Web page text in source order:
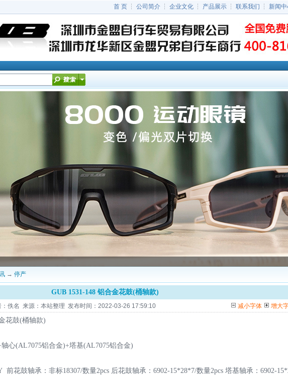
首 页 ┆ 公司简介 ┆ 企业文化 ┆ 产品展示 ┆ 联系我们 ┆ 新闻
→ 停产
GUB 1531-148 铝合金花鼓(桶轴款)
减小字体 增大
：佚名 来源：本站整理 发布时间：2022-03-26 17:59:10
花鼓(桶轴款)
心(AL7075铝合金)+塔基(AL7075铝合金)
前花鼓轴承：非标18307/数量2pcs 后花鼓轴承：6902-15*28*7/数量2pcs 塔基轴承：6902-